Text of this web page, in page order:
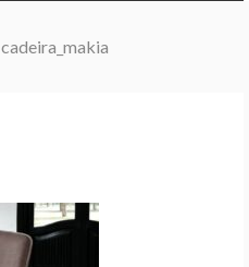
cadeira_makia